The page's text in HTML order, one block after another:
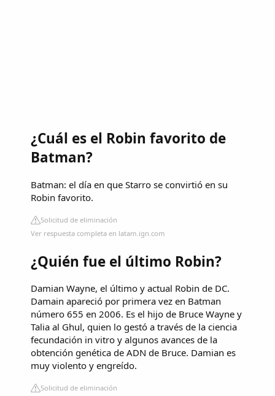
¿Cuál es el Robin favorito de
Batman?
Batman: el día en que Starro se convirtió en su
Robin favorito.
Solicitud de eliminación
Ver respuesta completa en latam.ign.com
¿Quién fue el último Robin?
Damian Wayne, el último y actual Robin de DC.
Damain apareció por primera vez en Batman
número 655 en 2006. Es el hijo de Bruce Wayne y
Talia al Ghul, quien lo gestó a través de la ciencia
fecundación in vitro y algunos avances de la
obtención genética de ADN de Bruce. Damian es
muy violento y engreído.
Solicitud de eliminación